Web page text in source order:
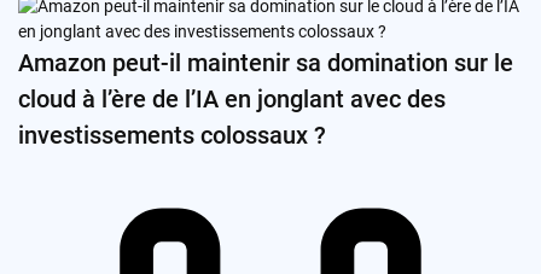
Amazon peut-il maintenir sa domination sur le
cloud à l’ère de l’IA en jonglant avec des
investissements colossaux ?